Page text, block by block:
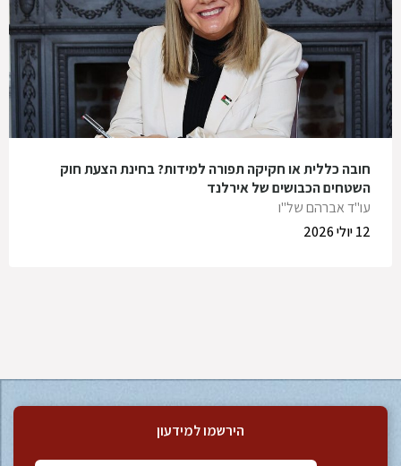
חובה כללית או חקיקה תפורה למידות? בחינת הצעת חוק
השטחים הכבושים של אירלנד
עו"ד אברהם של"ו
12 יולי 2026
הירשמו למידעון